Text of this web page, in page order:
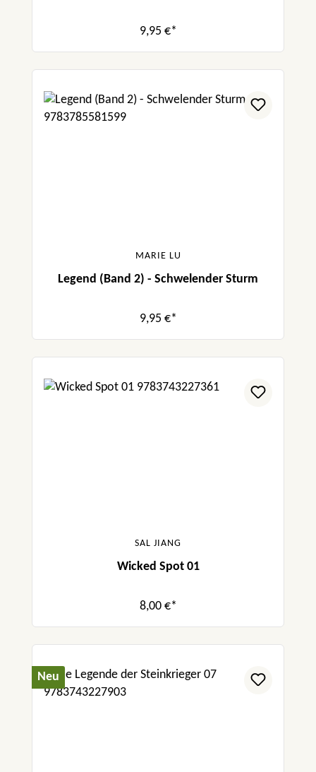
9,95 €*
MARIE LU
Legend (Band 2) - Schwelender Sturm
9,95 €*
SAL JIANG
Wicked Spot 01
8,00 €*
Neu